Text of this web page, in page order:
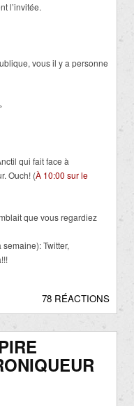
l’invitée.
vous il y a personne
qui fait face à
Ouch! (À 10:00 sur le
que vous regardiez
Twitter,
78 RÉACTIONS